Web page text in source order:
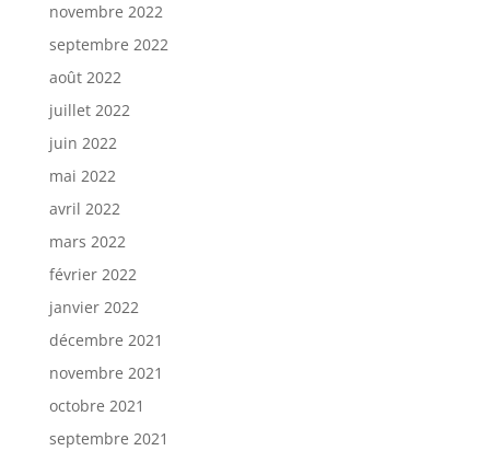
novembre 2022
septembre 2022
août 2022
juillet 2022
juin 2022
mai 2022
avril 2022
mars 2022
février 2022
janvier 2022
décembre 2021
novembre 2021
octobre 2021
septembre 2021